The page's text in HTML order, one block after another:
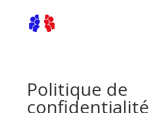
Politique de
confidentialité